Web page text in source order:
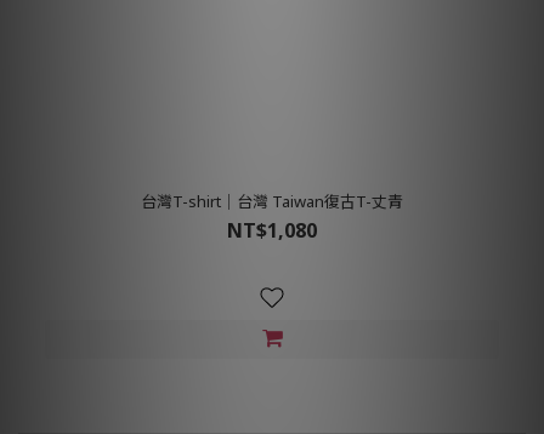
台灣T-shirt│台灣 Taiwan復古T-丈青
NT$1,080